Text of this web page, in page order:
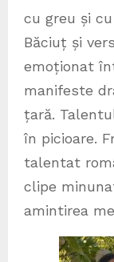
cu greu și
Băciuț și
emoționat
manifeste
țară.
în picioare.
talentat
clipe
amintirea